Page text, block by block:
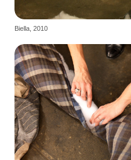
Biella, 2010